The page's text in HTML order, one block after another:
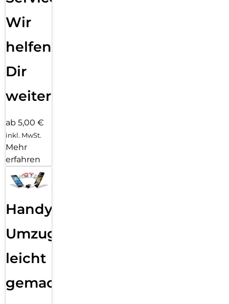
Wir
helfen
Dir
weiter
ab 5,00 €
inkl. MwSt.
Mehr
erfahren
Handy
Umzug
leicht
gemacht!